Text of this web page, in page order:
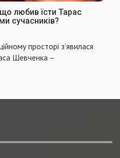
любив їсти Тарас
сучасників?
просторі з’явилася
Шевченка –